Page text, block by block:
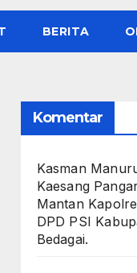
BERITA
Komentar
Kasman
Kaesang
Mantan
DPD PSI
Bedagai. ‎ ‎